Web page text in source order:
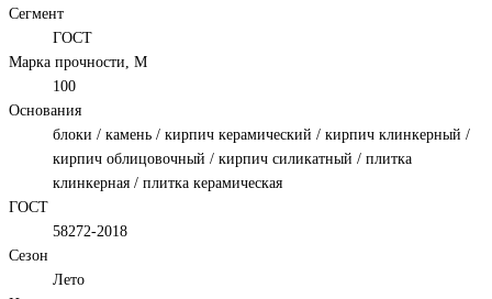
Сегмент
ГОСТ
Марка прочности, М
100
Основания
блоки / камень / кирпич керамический / кирпич клинкерный /
кирпич облицовочный / кирпич силикатный / плитка
клинкерная / плитка керамическая
ГОСТ
58272-2018
Сезон
Лето